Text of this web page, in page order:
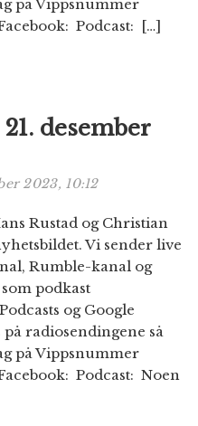
på Vippsnummer
Podcast: […]
desember
2023, 10:12
Rustad og Christian
Vi sender live
Rumble-kanal og
podkast
og Google
radiosendingene så
på Vippsnummer
Podcast: Noen